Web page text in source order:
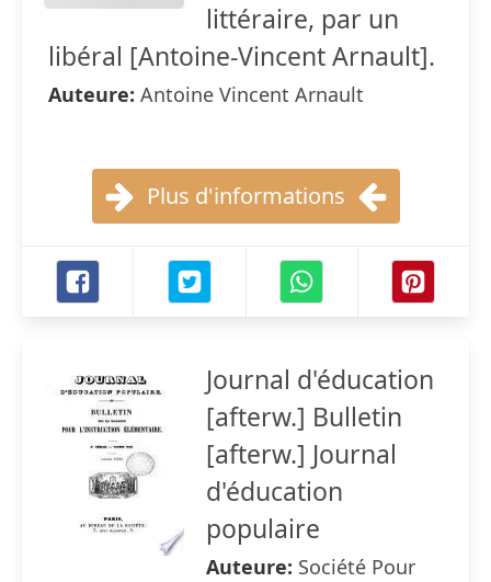
littéraire, par un
libéral [Antoine-Vincent Arnault].
Auteure: Antoine Vincent Arnault
Plus d'informations
Journal d'éducation
[afterw.] Bulletin
[afterw.] Journal
d'éducation
populaire
Auteure: Société Pour